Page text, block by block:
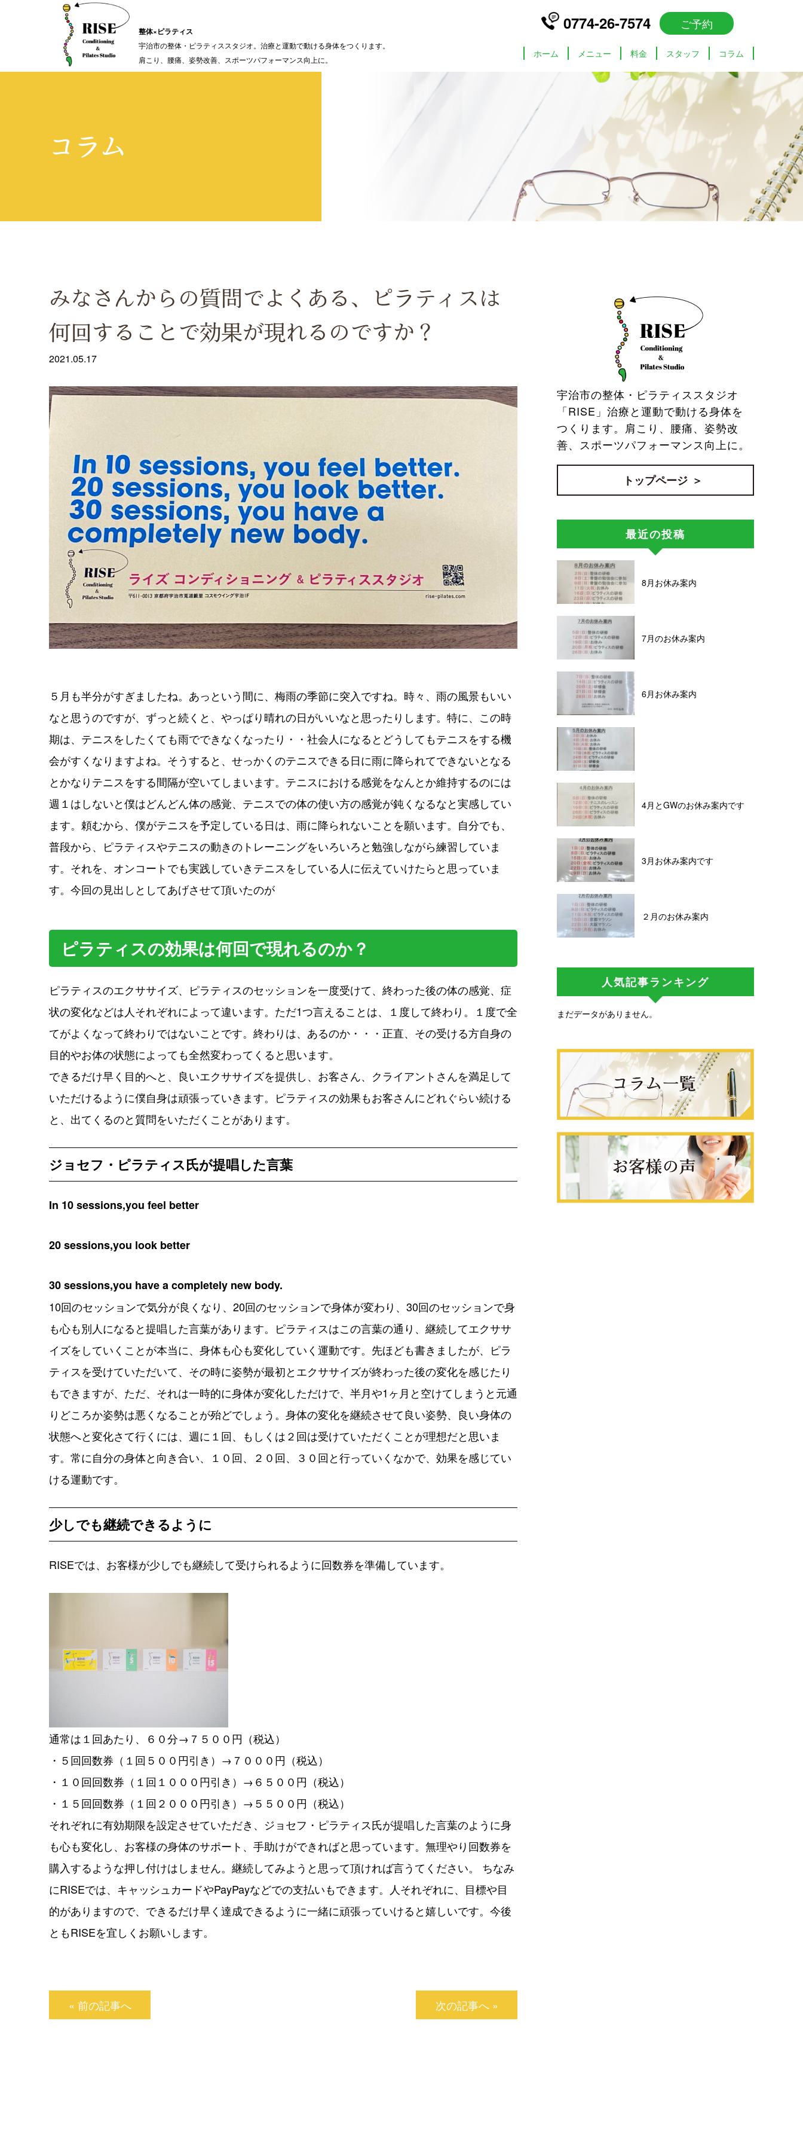
整体×ピラティス
宇治市の整体・ピラティススタジオ。治療と運動で動ける身体をつくります。
肩こり、腰痛、姿勢改善、スポーツパフォーマンス向上に。
0774-26-7574 ご予約
ホーム メニュー 料金 スタッフ コラム
コラム
みなさんからの質問でよくある、ピラティスは
何回することで効果が現れるのですか？
2021.05.17
５月も半分がすぎましたね。あっという間に、梅雨の季節に突入ですね。時々、雨の風景もいい
なと思うのですが、ずっと続くと、やっぱり晴れの日がいいなと思ったりします。特に、この時
期は、テニスをしたくても雨でできなくなったり・・社会人になるとどうしてもテニスをする機
会がすくなりますよね。そうすると、せっかくのテニスできる日に雨に降られてできないとなる
とかなりテニスをする間隔が空いてしまいます。テニスにおける感覚をなんとか維持するのには
週１はしないと僕はどんどん体の感覚、テニスでの体の使い方の感覚が鈍くなるなと実感してい
ます。頼むから、僕がテニスを予定している日は、雨に降られないことを願います。自分でも、
普段から、ピラティスやテニスの動きのトレーニングをいろいろと勉強しながら練習していま
す。それを、オンコートでも実践していきテニスをしている人に伝えていけたらと思っていま
す。今回の見出しとしてあげさせて頂いたのが
ピラティスの効果は何回で現れるのか？
ピラティスのエクササイズ、ピラティスのセッションを一度受けて、終わった後の体の感覚、症
状の変化などは人それぞれによって違います。ただ1つ言えることは、１度して終わり。１度で全
てがよくなって終わりではないことです。終わりは、あるのか・・・正直、その受ける方自身の
目的やお体の状態によっても全然変わってくると思います。
できるだけ早く目的へと、良いエクササイズを提供し、お客さん、クライアントさんを満足して
いただけるように僕自身は頑張っていきます。ピラティスの効果もお客さんにどれぐらい続ける
と、出てくるのと質問をいただくことがあります。
ジョセフ・ピラティス氏が提唱した言葉
In 10 sessions,you feel better
20 sessions,you look better
30 sessions,you have a completely new body.
10回のセッションで気分が良くなり、20回のセッションで身体が変わり、30回のセッションで身
も心も別人になると提唱した言葉があります。ピラティスはこの言葉の通り、継続してエクササ
イズをしていくことが本当に、身体も心も変化していく運動です。先ほども書きましたが、ピラ
ティスを受けていただいて、その時に姿勢が最初とエクササイズが終わった後の変化を感じたり
もできますが、ただ、それは一時的に身体が変化しただけで、半月や1ヶ月と空けてしまうと元通
りどころか姿勢は悪くなることが殆どでしょう。身体の変化を継続させて良い姿勢、良い身体の
状態へと変化さて行くには、週に１回、もしくは２回は受けていただくことが理想だと思いま
す。常に自分の身体と向き合い、１０回、２０回、３０回と行っていくなかで、効果を感じてい
ける運動です。
少しでも継続できるように
RISEでは、お客様が少しでも継続して受けられるように回数券を準備しています。
通常は１回あたり、６０分→７５００円（税込）
・５回回数券（１回５００円引き）→７０００円（税込）
・１０回回数券（１回１０００円引き）→６５００円（税込）
・１５回回数券（１回２０００円引き）→５５００円（税込）
それぞれに有効期限を設定させていただき、ジョセフ・ピラティス氏が提唱した言葉のように身
も心も変化し、お客様の身体のサポート、手助けができればと思っています。無理やり回数券を
購入するような押し付けはしません。継続してみようと思って頂ければ言うてください。 ちなみ
にRISEでは、キャッシュカードやPayPayなどでの支払いもできます。人それぞれに、目標や目
的がありますので、できるだけ早く達成できるように一緒に頑張っていけると嬉しいです。今後
ともRISEを宜しくお願いします。
« 前の記事へ 次の記事へ »
宇治市の整体・ピラティススタジオ
「RISE」治療と運動で動ける身体を
つくります。肩こり、腰痛、姿勢改
善、スポーツパフォーマンス向上に。
トップページ
最近の投稿
8月お休み案内
7月のお休み案内
6月お休み案内
4月とGWのお休み案内です
3月お休み案内です
２月のお休み案内
人気記事ランキング
まだデータがありません。